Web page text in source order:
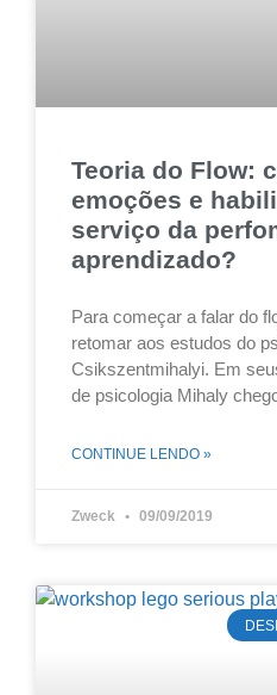
Teoria do Flow:
emoções e
serviço da
aprendizado?
Para começar a falar do
retomar aos estudos do
Csikszentmihalyi. Em
de psicologia Mihaly
CONTINUE LENDO »
Zweck 09/09/2019